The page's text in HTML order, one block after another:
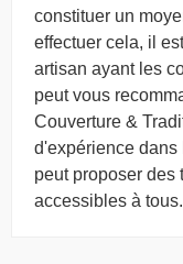
constituer un
effectuer cela, il
artisan ayant les
peut vous
Couverture &
d'expérience dans
peut proposer des
accessibles à tous.